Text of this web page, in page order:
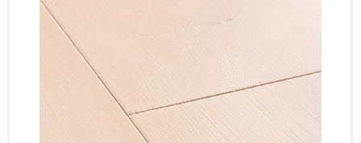
Серый
Бежевый
Дуб светлый
Кварцевый ламинат SPC
Подложка под паркет и ламинат